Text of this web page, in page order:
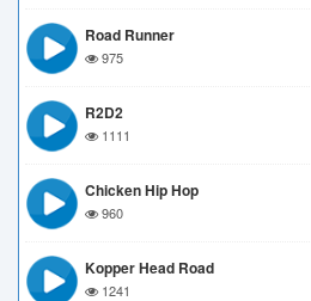
Road Runner
975
R2D2
1111
Chicken Hip Hop
960
Kopper Head Road
1241